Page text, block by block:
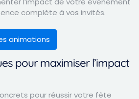
complète à vos invités.
animations
pour maximiser l’impact
pour réussir votre fête